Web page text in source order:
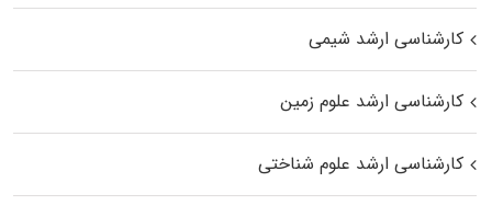
کارشناسی ارشد شیمی
کارشناسی ارشد علوم زمین
کارشناسی ارشد علوم شناختی